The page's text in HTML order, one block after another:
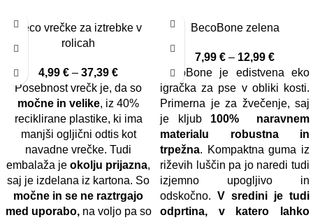
Beco vrečke za iztrebke v
rolicah
4,99 € – 37,39 €
Posebnost vrečk je, da so
močne in velike, iz 40%
reciklirane plastike, ki ima
manjši ogljični odtis kot
navadne vrečke. Tudi
embalaža je okolju prijazna,
saj je izdelana iz kartona. So
močne in se ne raztrgajo
med uporabo, na voljo pa so
BecoBone zelena
7,99 € – 12,99 €
BecoBone je edistvena eko
igračka za pse v obliki kosti.
Primerna je za žvečenje, saj
je kljub 100% naravnem
materialu robustna in
trpežna. Kompaktna guma iz
riževih luščin pa jo naredi tudi
izjemno upogljivo in
odskočno. V sredini je tudi
odprtina, v katero lahko